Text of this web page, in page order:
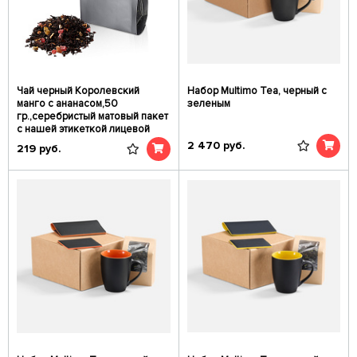
Чай черный Королевский
манго с ананасом,50
гр.,серебристый матовый пакет
с нашей этикеткой лицевой
219 руб.
Набор Multimo Tea, черный с
зеленым
2 470 руб.